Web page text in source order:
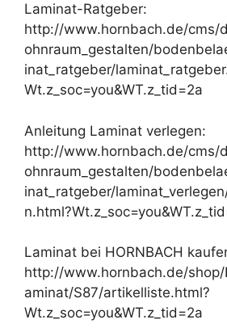
Laminat-Ratgeber:
http://www.hornbach.de/cms/
ohnraum_gestalten/
inat_ratgeber/
Wt.z_soc=you&WT.z_tid=2a
Anleitung Laminat verlegen:
http://www.hornbach.de/cms/
ohnraum_gestalten/
inat_ratgeber/
Laminat bei HORNBACH
http://www.hornbach.de/
aminat/S87/artikelliste.html?
Wt.z_soc=you&WT.z_tid=2a